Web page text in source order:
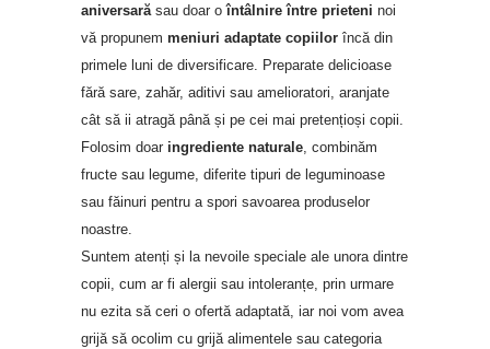
aniversară sau doar oîntâlnire între prieteni noi
vă propunem meniuri adaptate copiilor încă din
primele luni de diversificare. Preparate delicioase
fără sare, zahăr, aditivi sau amelioratori, aranjate
cât să ii atragă până și pe cei mai pretențioși copii.
Folosim doar ingrediente naturale , combinăm
fructe sau legume, diferite tipuri de leguminoase
sau făinuri pentru a spori savoarea produselor
noastre.
Suntem atenți și la nevoile speciale ale unora dintre
copii, cum ar fi alergii sau intoleranțe, prin urmare
nu ezita să ceri o ofertă adaptată, iar noi vom avea
grijă să ocolim cu grijă alimentele sau categoria